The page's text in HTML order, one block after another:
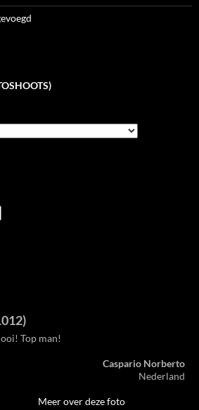
Top man!
Caspario Norberto
Nederland
Meer over deze foto